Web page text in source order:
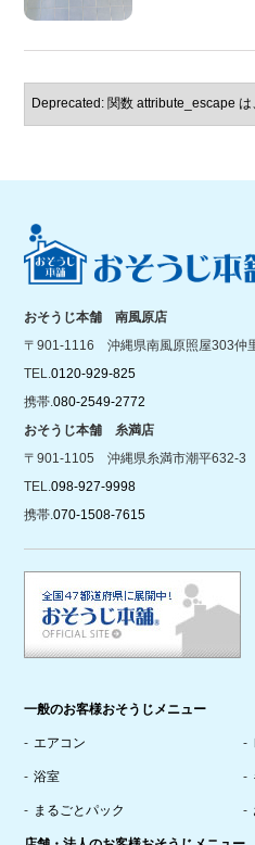
おそうじ本舗 南風原店
〒901-1116 沖縄県南風原照屋303仲
TEL.0120-929-825
携帯.080-2549-2772
おそうじ本舗 糸満店
〒901-1105 沖縄県糸満市潮平632-3
TEL.098-927-9998
携帯.070-1508-7615
一般のお客様おそうじメニュー
エアコン
浴室
まるごとパック